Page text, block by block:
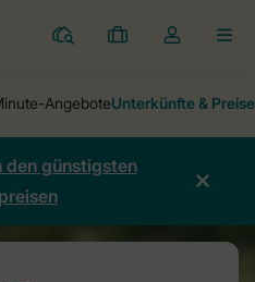
Ferienparks
Meine
Dropdown-
meines
öffnen
günstigsten